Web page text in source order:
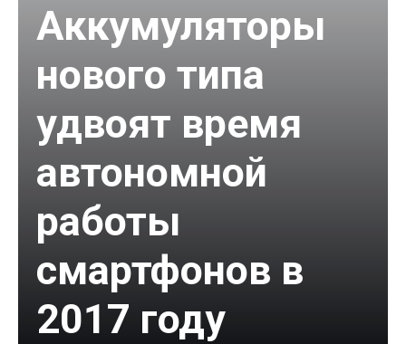
Аккумуляторы
нового типа
удвоят время
автономной
работы
смартфонов в
2017 году